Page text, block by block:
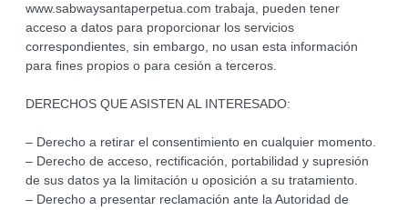
www.sabwaysantaperpetua.com trabaja, pueden tener
acceso a datos para proporcionar los servicios
correspondientes, sin embargo, no usan esta información
para fines propios o para cesión a terceros.
DERECHOS QUE ASISTEN AL INTERESADO:
– Derecho a retirar el consentimiento en cualquier momento.
– Derecho de acceso, rectificación, portabilidad y supresión
de sus datos ya la limitación u oposición a su tratamiento.
– Derecho a presentar reclamación ante la Autoridad de